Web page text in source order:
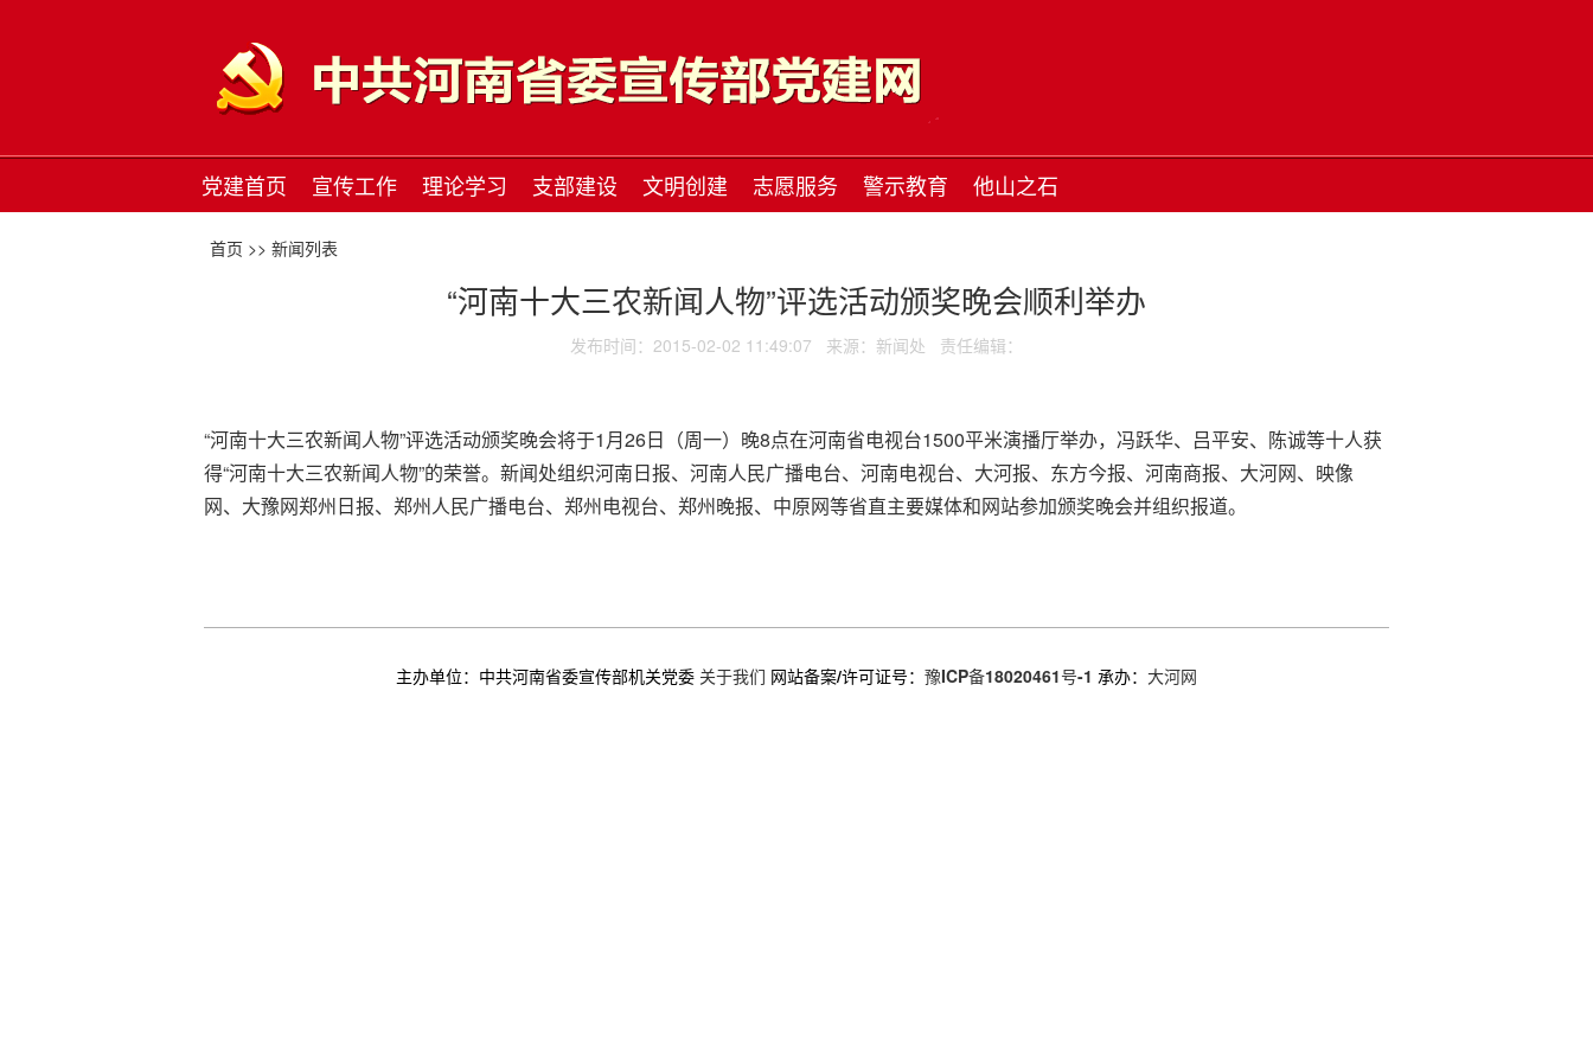
党建首页 宣传工作 理论学习 支部建设 文明创建 志愿服务 警示教育 他山之石
首页 >> 新闻列表
“河南十大三农新闻人物”评选活动颁奖晚会顺利举办
发布时间：2015-02-02 11:49:07 来源：新闻处 责任编辑：
“河南十大三农新闻人物”评选活动颁奖晚会将于1月26日（周一）晚8点在河南省电视台1500平米演播厅举办，冯跃华、吕平安、陈诚等十人获
得“河南十大三农新闻人物”的荣誉。新闻处组织河南日报、河南人民广播电台、河南电视台、大河报、东方今报、河南商报、大河网、映像
网、大豫网郑州日报、郑州人民广播电台、郑州电视台、郑州晚报、中原网等省直主要媒体和网站参加颁奖晚会并组织报道。
主办单位：中共河南省委宣传部机关党委 关于我们 网站备案/许可证号： 豫ICP备18020461号-1 承办： 大河网